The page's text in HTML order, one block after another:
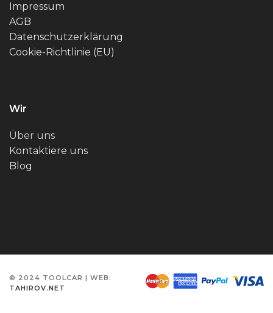
Impressum
AGB
Datenschutzerklärung
Cookie-Richtlinie (EU)
Wir
Über uns
Kontaktiere uns
Blog
© 2024 TOOLCAR | WEB:
TAHIROV.NET